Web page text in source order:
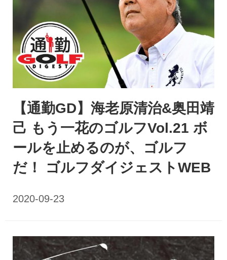
【通勤GD】海老原清治&奥田靖
己 もう一花のゴルフVol.21 ボ
ールを止めるのが、ゴルフ
だ！ ゴルフダイジェストWEB